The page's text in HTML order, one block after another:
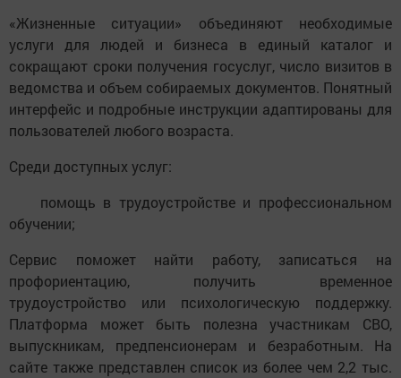
«Жизненные ситуации» объединяют необходимые
услуги для людей и бизнеса в единый каталог и
сокращают сроки получения госуслуг, число визитов в
ведомства и объем собираемых документов. Понятный
интерфейс и подробные инструкции адаптированы для
пользователей любого возраста.
Среди доступных услуг:
помощь в трудоустройстве и профессиональном
обучении;
Сервис поможет найти работу, записаться на
профориентацию, получить временное
трудоустройство или психологическую поддержку.
Платформа может быть полезна участникам СВО,
выпускникам, предпенсионерам и безработным. На
сайте также представлен список из более чем 2,2 тыс.